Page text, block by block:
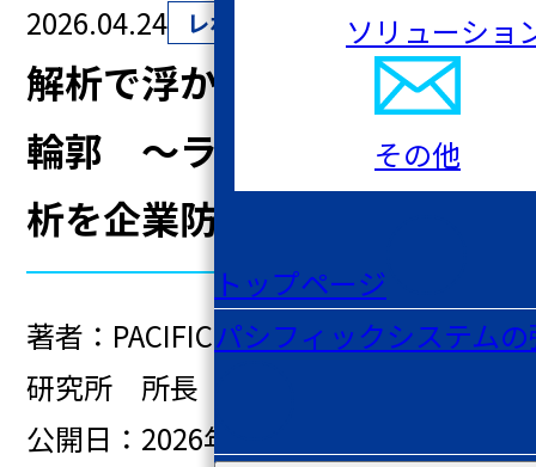
ソリューショ
その他
トップページ
パシフィックシステム
2026.04.24 レポート
解析で浮かび上がる 脅威の
輪郭 ～ランサムウェア解
析を企業防御に翻訳する～
著者：PACIFICサイバーセキュリティ
研究所 所長
公開日：2026年4月24日(金)